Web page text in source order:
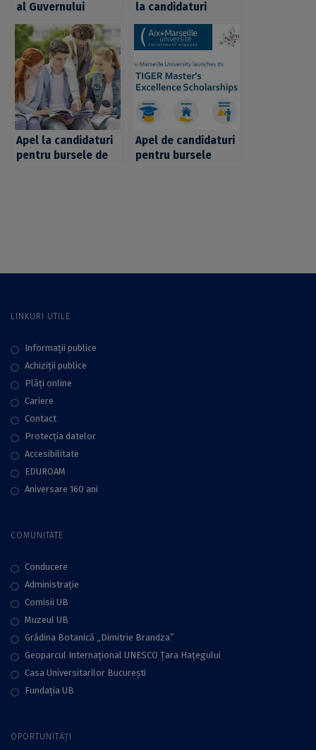
al Guvernului
Francez la nivel de
master și doctorat
2017-2018 – apel la
candidaturi
la candidaturi
pentru Bursele
Guvernului Francez
Apel la candidaturi
pentru bursele de
Apel de candidaturi
pentru bursele
LINKURI UTILE
Informații publice
Achiziții publice
Plăţi online
Cariere
Contact
Protecţia datelor
Accesibilitate
EDUROAM
Aniversare 160 ani
COMUNITATE
Conducere
Administraţie
Comisii UB
Muzeul UB
Grădina Botanică „Dimitrie Brandza”
Geoparcul Internațional UNESCO Țara Hațegului
Casa Universitarilor București
Fundaţia UB
OPORTUNITĂȚI